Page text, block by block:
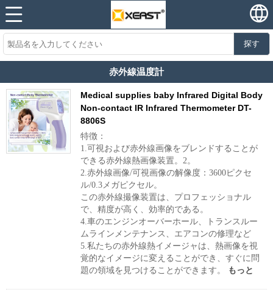
探す
赤外線温度計
Medical supplies baby Infrared Digital Body
Non-contact IR Infrared Thermometer DT-
8806S
特徴：
1.可視および赤外線画像をブレンドすることが
できる赤外線熱画像装置。2。
2.赤外線画像/可視画像の解像度：3600ピクセ
ル/0.3メガピクセル。
この赤外線撮像装置は、プロフェッショナル
で、精度が高く、効率的である。
4.車のエンジンオーバーホール、トランスルー
ムラインメンテナンス、エアコンの修理など
5.私たちの赤外線熱イメージャは、熱画像を視
覚的なイメージに変えることができ、すぐに問
題の領域を見つけることができます。
もっと